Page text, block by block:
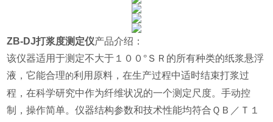
ZB-DJ打浆度测定仪产品介绍：
该仪器适用于测定不大于１００°ＳＲ的所有种类的纸浆悬浮
液，它能合理的利用原料，在生产过程中适时结束打浆过
程，在科学研究中作为纤维状况的一个测定尺度。手动控
制，操作简单。仪器结构参数和技术性能均符合ＱＢ／Ｔ１